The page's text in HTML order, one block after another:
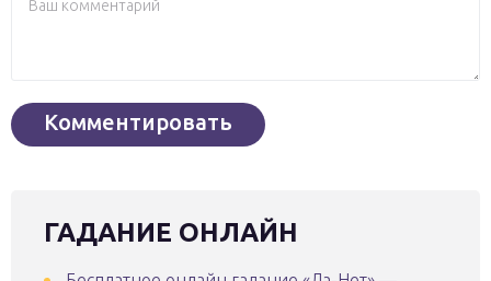
ГАДАНИЕ ОНЛАЙН